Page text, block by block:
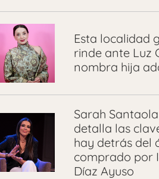
Esta localidad
rinde ante Luz
nombra hija
Sarah
detalla las
hay detrás del
comprado por
Díaz Ayuso